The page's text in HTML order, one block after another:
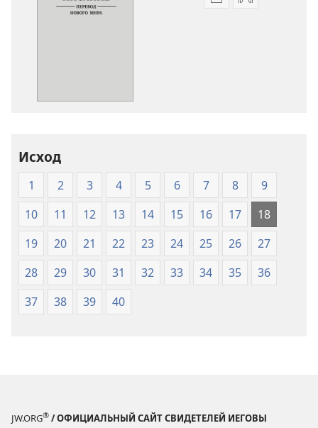
Варианты
года)
Варианты
года)
Исход
1 2 3 4 5 6 7 8
9
10
11 12 13 14 15 16 17
18
19
20 21 22 23 24 25 26
27
28
29 30 31 32 33 34 35
36
37
38 39 40
JW.ORG® / ОФИЦИАЛЬНЫЙ САЙТ СВИДЕТЕЛЕЙ ИЕГОВЫ